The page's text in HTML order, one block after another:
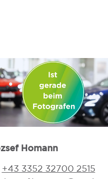
Homann
+43 3352 32700 2515